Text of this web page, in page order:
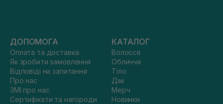
ДОПОМОГА
Оплата та доставка
Як зробити замовлення
Відповіді на запитання
Про нас
ЗМІ про нас
Сертифікати та нагороди
КАТАЛОГ
Волосся
Обличчя
Тіло
Дім
Мерч
Новинки